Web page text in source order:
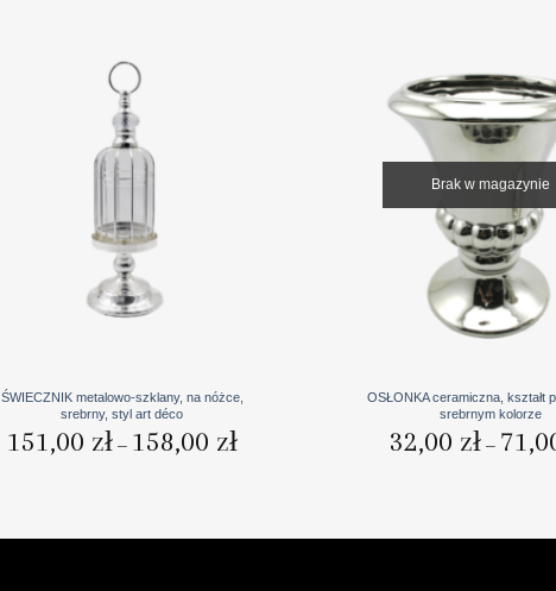
ŚWIECZNIK metalowo-szklany, na nóżce,
srebrny, styl art déco
151,00 zł – 158,00 złcen:
Brak w magazynie
OSŁONKA ceramiczna, kształt
srebrnym kolorze
32,00 zł –